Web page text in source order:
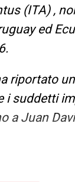
(ITA) ,
ed
riportato
suddetti
a Juan